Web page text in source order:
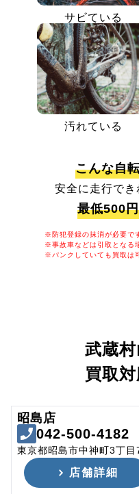
サビている
汚れている
こんな自
安全に走行で
最低500
※防犯登録の抹消が必要で
※事故車などは引取となる
※パンクしていても買取は
武蔵
買取
昭島店
042-500-4182
東京都昭島市中神町3丁目
店舗詳細